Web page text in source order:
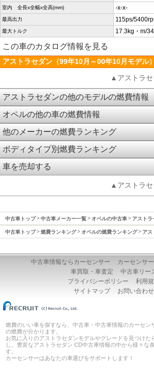
室内 全長x全幅x全高(mm) -x-x-
最高出力 115ps/
最大トルク 17.3kg・m/
この車のカタログ情報を見る
アストラセダン（99年10月～00年10月モデル
▲アストラ
アストラセダンの他のモデルの燃費情報
オペルの他の車の燃費情報
他のメーカーの燃費ランキング
ボディタイプ別燃費ランキング
車を売却する
▲アストラ
中古車トップ 中古車メーカー一覧 オペルの中古車 アストラ
中古車トップ 燃費ランキング オペルの燃費ランキング アス
中古車情報ならカーセンサー
カーセンサ
車買取・車査定
中古車リー
プライバシーポリシー
利用
サイトマップ
お問い合わせ
燃費のいい車を探すなら、中古車・中古車情報のカーセン
の燃費が分かります。
お気に入りのアストラセダンモデルやグレードを見つけた
し。豊富なアストラセダン CD中古車情報の中から様々な
す。
カーセンサーはあなたの車選びをサポートします！